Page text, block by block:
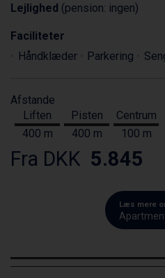
Lejlighed (pension: ingen)
Faciliteter
Håndklæder
Parkering
Afstande
Liften
400 m
Pisten
400 m
Centrum
100 m
Fra DKK 5.845
Læs mere